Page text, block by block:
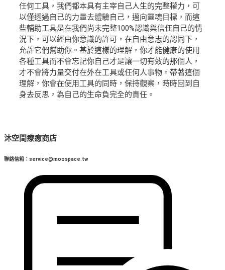
任何工具，我們都本具有主宰自己人生的完整權力，可
以僅透過自己的力量去體驗自己，邁向靈魂目標，而這
些輔助工具是在我們尚未完整100%認識與信任自己的情
況下，可以經由你意識的許可，在自由意志的認同下，
允許它們幫助你。基於這樣的理解，你才能健康的使用
各種工具而不會忘記你自己才是讓一切有效的那個人，
才不會將力量交付在外在工具或任何人事物。帶著這個
理解，你會在使用工具的同時，保持觀察，時時回到自
身去反思，為自己的生命負完全的責任。
沐空間療癒商店
聯絡信箱：service@moospace.tw